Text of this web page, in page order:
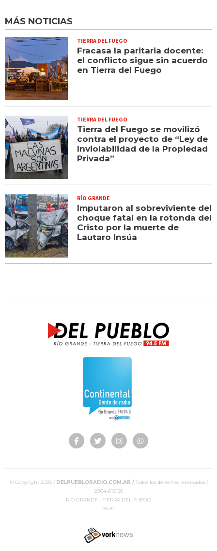
MÁS NOTICIAS
TIERRA DEL FUEGO
Fracasa la paritaria docente:
el conflicto sigue sin acuerdo
en Tierra del Fuego
TIERRA DEL FUEGO
Tierra del Fuego se movilizó
contra el proyecto de “Ley de
Inviolabilidad de la Propiedad
Privada”
RÍO GRANDE
Imputaron al sobreviviente del
choque fatal en la rotonda del
Cristo por la muerte de
Lautaro Insúa
© Copyright 2025 / DELPUEBLORADIO.COM.AR /Todos los derechos reservados /
2964-618150
RIO GRANDE - TIERRA DEL FUEGO
9420